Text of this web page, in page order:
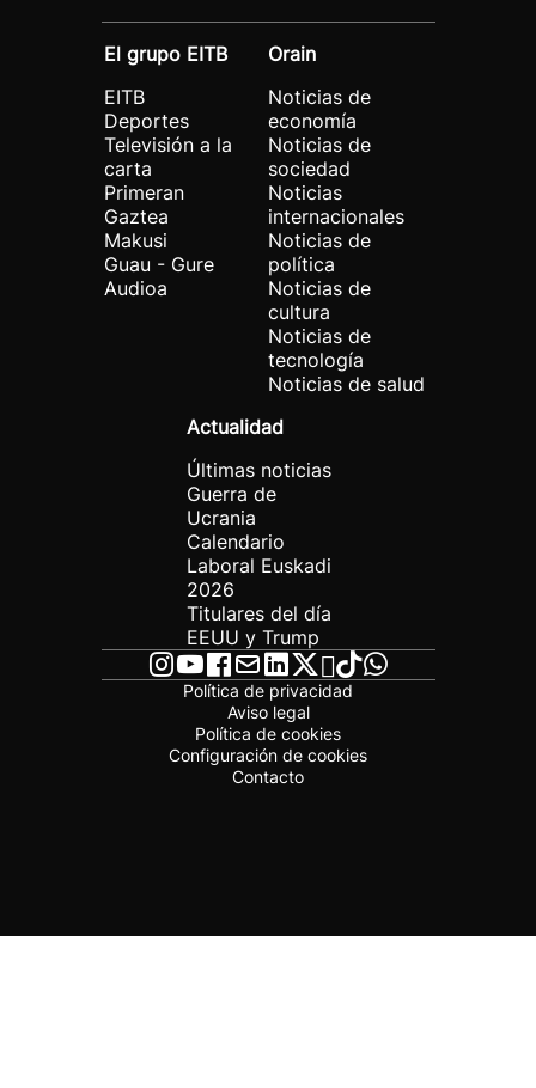
El grupo EITB
EITB
Deportes
Televisión a la
carta
Primeran
Gaztea
Makusi
Guau - Gure
Audioa
Orain
Noticias de
economía
Noticias de
sociedad
Noticias
internacionales
Noticias de
política
Noticias de
cultura
Noticias de
tecnología
Noticias de salud
Actualidad
Últimas noticias
Guerra de
Ucrania
Calendario
Laboral Euskadi
2026
Titulares del día
EEUU y Trump
Política de privacidad
Aviso legal
Política de cookies
Configuración de cookies
Contacto